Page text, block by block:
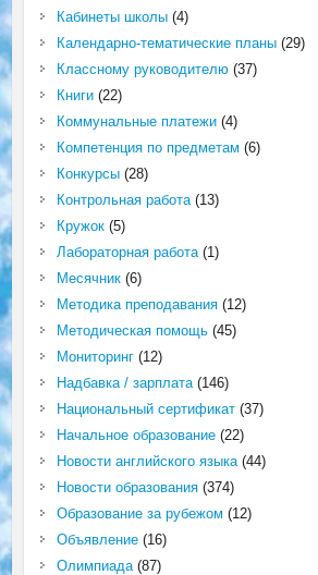
Кабинеты школы(4)
Календарно-тематические планы(29)
Классному руководителю(37)
Книги(22)
Коммунальные платежи(4)
Компетенция по предметам (6)
Конкурсы(28)
Контрольная работа(13)
Кружок(5)
Лабораторная работа(1)
Месячник(6)
Методика преподавания(12)
Методическая помощь(45)
Мониторинг(12)
Надбавка / зарплата(146)
Национальный сертификат(37)
Начальное образование(22)
Новости английского языка(44)
Новости образования(374)
Образование за рубежом (12)
Объявление(16)
Олимпиада(87)